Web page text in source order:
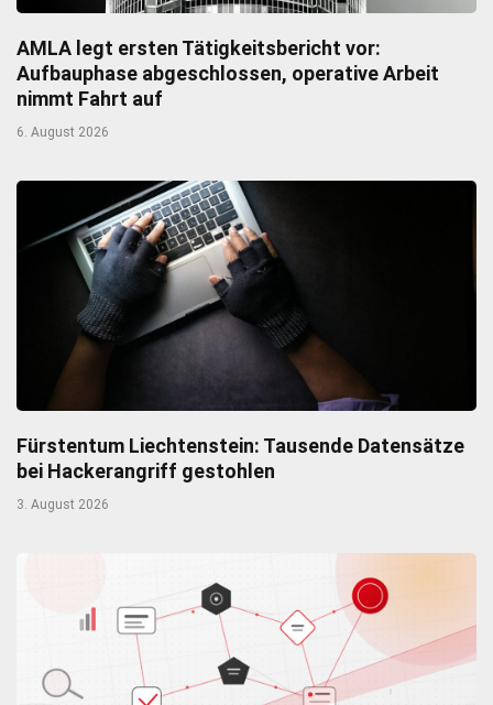
AMLA legt ersten Tätigkeitsbericht vor:
Aufbauphase abgeschlossen, operative Arbeit
nimmt Fahrt auf
6. August 2026
Fürstentum Liechtenstein: Tausende Datensätze
bei Hackerangriff gestohlen
3. August 2026